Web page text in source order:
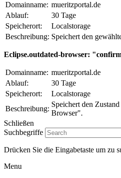
Domainname: mueritzportal.de
Ablauf:
30 Tage
Speicherort:
Localstorage
Beschreibung: Speichert den
Eclipse.outdated-browser:
Domainname: mueritzportal.de
Ablauf:
30 Tage
Speicherort:
Localstorage
Beschreibung:
Speichert den
Browser".
Schließen
Suchbegriffe
Drücken Sie die Eingabetaste um zu
Menu